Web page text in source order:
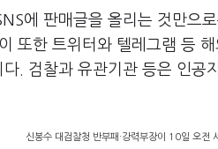
에 판매글을 올리는 것만으
또한 트위터와 텔레그램 등
다. 검찰과 유관기관 등은 인공
신봉수 대검찰청 반부패·강력부장이 10일 오전